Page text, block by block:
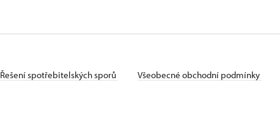
Řešení spotřebitelských sporů
Všeobecné obchodní podmínky